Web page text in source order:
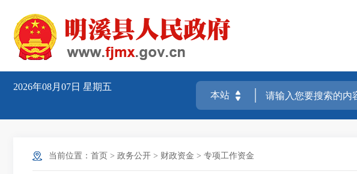
2026年08月07日 星期五
当前位置： 首页 > 政务公开 > 财政资金 > 专项工作资金